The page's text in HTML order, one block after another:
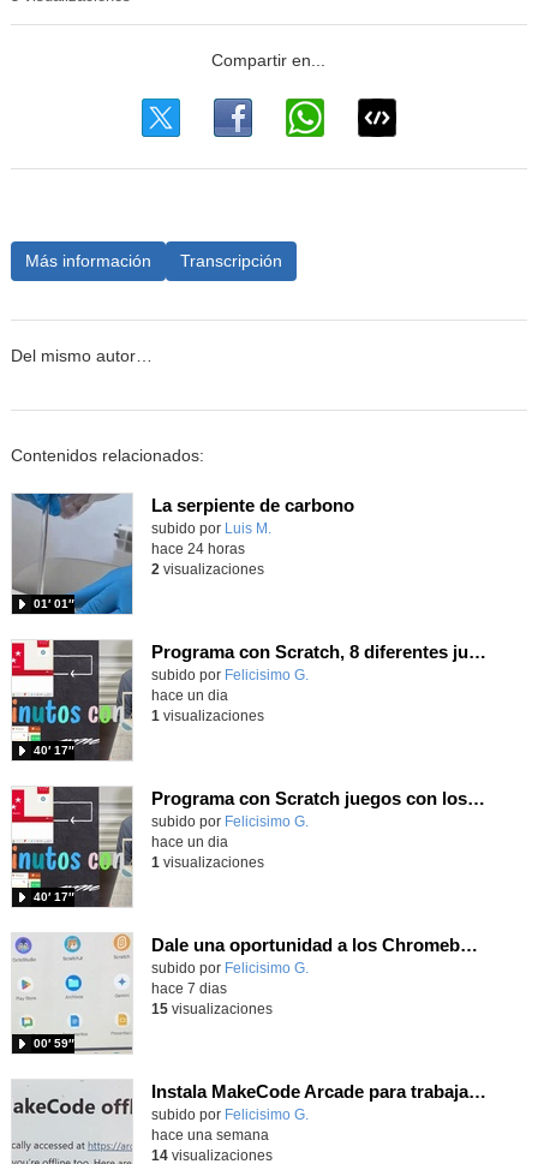
Más información Transcripción
Del mismo autor…
Contenidos relacionados:
La serpiente de carbono
Contenido educativo.
subido por Luis M.
01′ 01″
hace 24 horas
2 visualizaciones
Programa con Scratch, 8 diferentes juegos para vivir la emoción de los partidos de España en el mundial 2026
Contenido educativo.
subido por Felicisimo G.
40′ 17″
hace un dia
1 visualizaciones
Programa con Scratch juegos con los partidos del mundial 2026 ganados por España
Contenido educativo.
subido por Felicisimo G.
40′ 17″
hace un dia
1 visualizaciones
Dale una oportunidad a los Chromebooks y utiliza un proyector para realizar talleres si no tienes pantallas táctiles
Contenido educativo.
subido por Felicisimo G.
00′ 59″
hace 7 dias
15visualizaciones
Instala MakeCode Arcade para trabajar offline en tu tablet, ordenador, Chromebook
Contenido educativo.
subido por Felicisimo G.
hace una semana
14visualizaciones